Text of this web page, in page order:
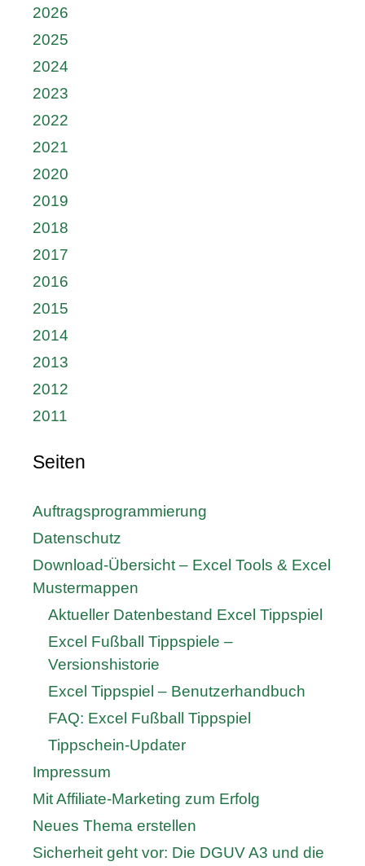
2026
2025
2024
2023
2022
2021
2020
2019
2018
2017
2016
2015
2014
2013
2012
2011
Seiten
Auftragsprogrammierung
Datenschutz
Download-Übersicht – Excel Tools & Excel
Mustermappen
Aktueller Datenbestand Excel Tippspiel
Excel Fußball Tippspiele –
Versionshistorie
Excel Tippspiel – Benutzerhandbuch
FAQ: Excel Fußball Tippspiel
Tippschein-Updater
Impressum
Mit Affiliate-Marketing zum Erfolg
Neues Thema erstellen
Sicherheit geht vor: Die DGUV A3 und die